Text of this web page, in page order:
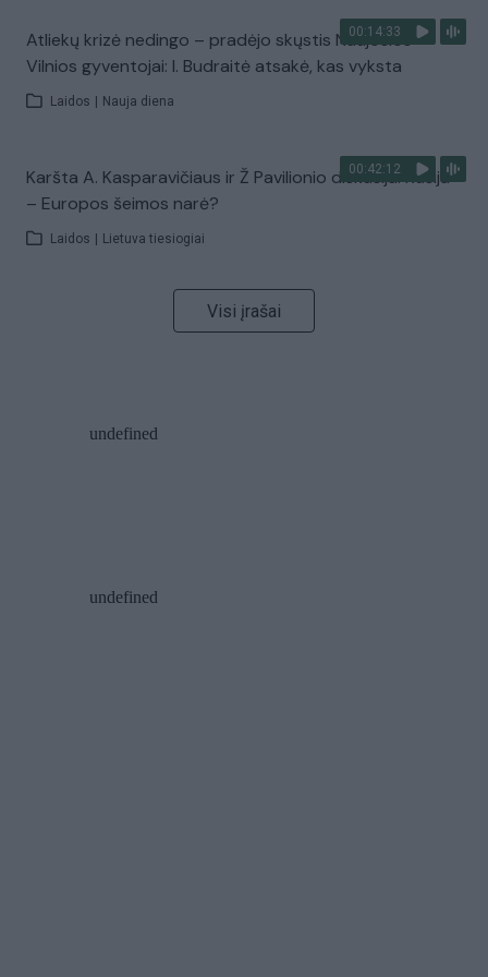
00:14:33
Atliekų krizė nedingo – pradėjo skųstis Naujosios
Vilnios gyventojai: I. Budraitė atsakė, kas vyksta
Laidos Nauja diena
00:42:12
Karšta A. Kasparavičiaus ir Ž Pavilionio diskusija: Rusija
– Europos šeimos narė?
Laidos Lietuva tiesiogiai
Visi įrašai